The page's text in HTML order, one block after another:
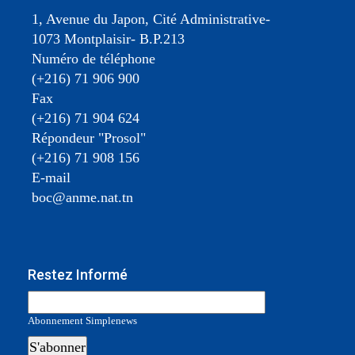
1, Avenue du Japon, Cité Administrative-
1073 Montplaisir- B.P.213
Numéro de téléphone
(+216) 71 906 900
Fax
(+216) 71 904 624
Répondeur "Prosol"
(+216) 71 908 156
E-mail
boc@anme.nat.tn
Restez Informé
Abonnement Simplenews